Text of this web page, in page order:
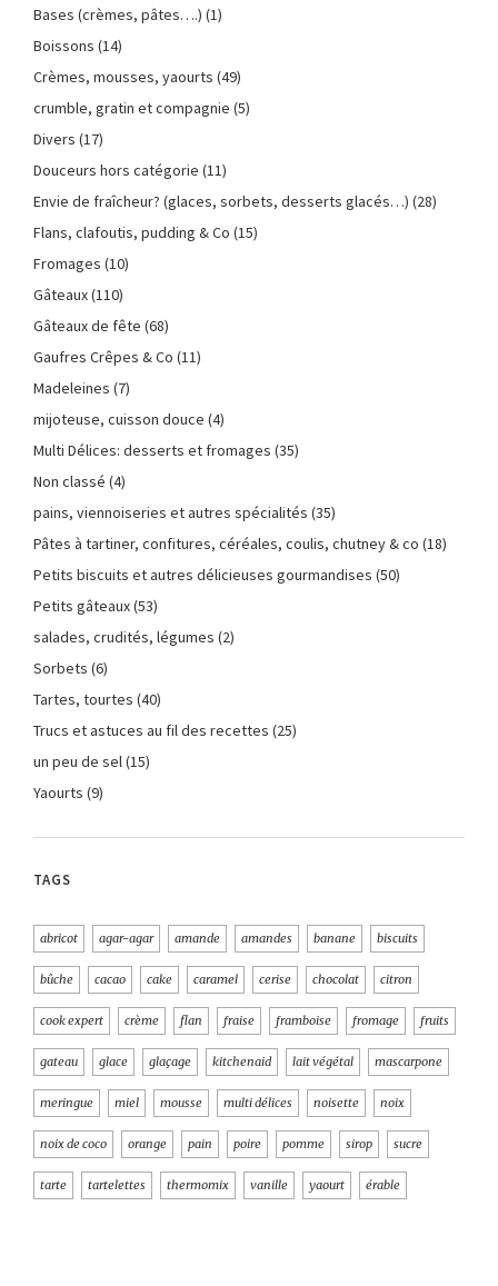
Bases (crèmes, pâtes….) (1)
Boissons (14)
Crèmes, mousses, yaourts (49)
crumble, gratin et compagnie (5)
Divers (17)
Douceurs hors catégorie (11)
Envie de fraîcheur? (glaces, sorbets, desserts glacés…) (28)
Flans, clafoutis, pudding & Co (15)
Fromages (10)
Gâteaux(110)
Gâteaux de fête (68)
Gaufres Crêpes & Co (11)
Madeleines (7)
mijoteuse, cuisson douce (4)
Multi Délices: desserts et fromages (35)
Non classé (4)
pains, viennoiseries et autres spécialités (35)
Pâtes à tartiner, confitures, céréales, coulis, chutney & co (18)
Petits biscuits et autres délicieuses gourmandises (50)
Petits gâteaux(53)
salades, crudités, légumes (2)
Sorbets (6)
Tartes, tourtes (40)
Trucs et astuces au fil des recettes (25)
un peu de sel(15)
Yaourts (9)
TAGS
abricot agar-agar amande amandes banane biscuits
bûche cacao cake caramel cerise chocolat citron
cook expert crème flan fraise framboise fromage fruits
gateau glace glaçage kitchenaid lait végétal mascarpone
meringue miel mousse multi délices noisette noix
noix de coco orange pain poire pomme sirop sucre
tarte tartelettes thermomix vanille yaourt érable